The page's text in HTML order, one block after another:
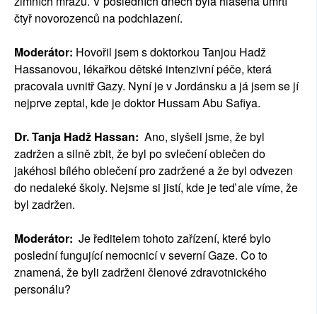
čtyř novorozenců na podchlazení.
Moderátor: Hovořil jsem s doktorkou Tanjou Hadž
Hassanovou, lékařkou dětské intenzivní péče, která
pracovala uvnitř Gazy. Nyní je v Jordánsku a já jsem se jí
nejprve zeptal, kde je doktor Hussam Abu Safiya.
Dr. Tanja Hadž Hassan: Ano, slyšeli jsme, že byl
zadržen a silně zbit, že byl po svlečení oblečen do
jakéhosi bílého oblečení pro zadržené a že byl odvezen
do nedaleké školy. Nejsme si jistí, kde je teď ale víme, že
byl zadržen.
Moderátor: Je ředitelem tohoto zařízení, které bylo
poslední fungující nemocnicí v severní Gaze. Co to
znamená, že byli zadrženi členové zdravotnického
personálu?